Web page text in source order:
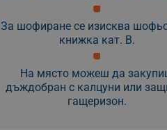
За шофиране се изисква
книжка кат. B.
На място можеш да
дъждобран с калцуни или
гащеризон.